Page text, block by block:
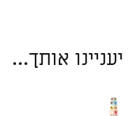
אותך...